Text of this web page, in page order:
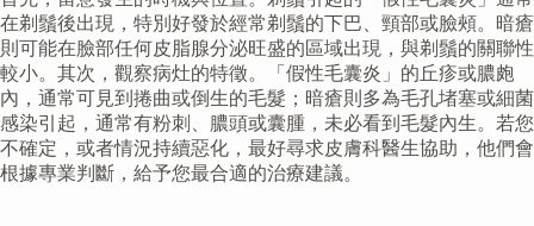
在剃鬚後出現，特別好發於經常剃鬚的下巴、頸部或臉頰。暗瘡
則可能在臉部任何皮脂腺分泌旺盛的區域出現，與剃鬚的關聯性
較小。其次，觀察病灶的特徵。「假性毛囊炎」的丘疹或膿皰
內，通常可見到捲曲或倒生的毛髮；暗瘡則多為毛孔堵塞或細菌
感染引起，通常有粉刺、膿頭或囊腫，未必看到毛髮內生。若您
不確定，或者情況持續惡化，最好尋求皮膚科醫生協助，他們會
根據專業判斷，給予您最合適的治療建議。